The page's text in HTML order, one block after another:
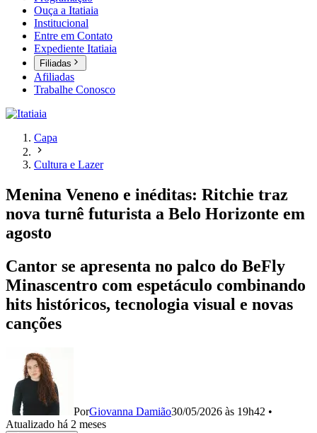
Ouça a Itatiaia
Institucional
Entre em Contato
Expediente Itatiaia
Filiadas
Afiliadas
Trabalhe Conosco
Capa
Cultura e Lazer
Menina Veneno e inéditas: Ritchie traz
nova turnê futurista a Belo Horizonte em
agosto
Cantor se apresenta no palco do BeFly
Minascentro com espetáculo combinando
hits históricos, tecnologia visual e novas
canções
PorGiovanna Damião30/05/2026 às 19h42 •
Atualizado há 2 meses